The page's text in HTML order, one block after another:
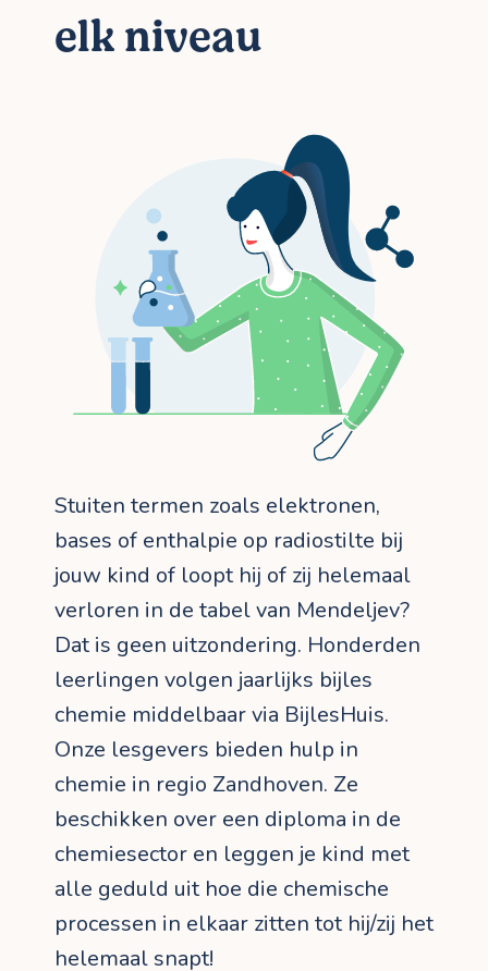
elk niveau
Stuiten termen zoals elektronen,
bases of enthalpie op radiostilte bij
jouw kind of loopt hij of zij helemaal
verloren in de tabel van Mendeljev?
Dat is geen uitzondering. Honderden
leerlingen volgen jaarlijks bijles
chemie middelbaar via BijlesHuis.
Onze lesgevers bieden hulp in
chemie in regio Zandhoven. Ze
beschikken over een diploma in de
chemiesector en leggen je kind met
alle geduld uit hoe die chemische
processen in elkaar zitten tot hij/zij het
helemaal snapt!